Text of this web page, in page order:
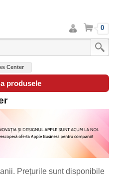
Intra
in
cont
Cos 0
Center
produsele
Prețurile sunt disponibile